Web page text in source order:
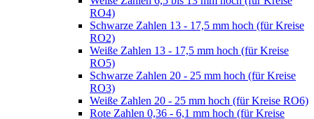
RO4)
Schwarze Zahlen 13 - 17,5 mm hoch (für Kreise
RO2)
Weiße Zahlen 13 - 17,5 mm hoch (für Kreise
RO5)
Schwarze Zahlen 20 - 25 mm hoch (für Kreise
RO3)
Weiße Zahlen 20 - 25 mm hoch (für Kreise RO6)
Rote Zahlen 0,36 - 6,1 mm hoch (für Kreise